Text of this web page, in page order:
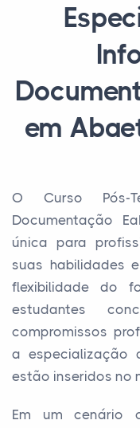
em
O Curso Pós-
Documentação
única para
suas habilidades
flexibilidade do
estudantes
compromissos
a especialização
estão inseridos no
Em um cenário